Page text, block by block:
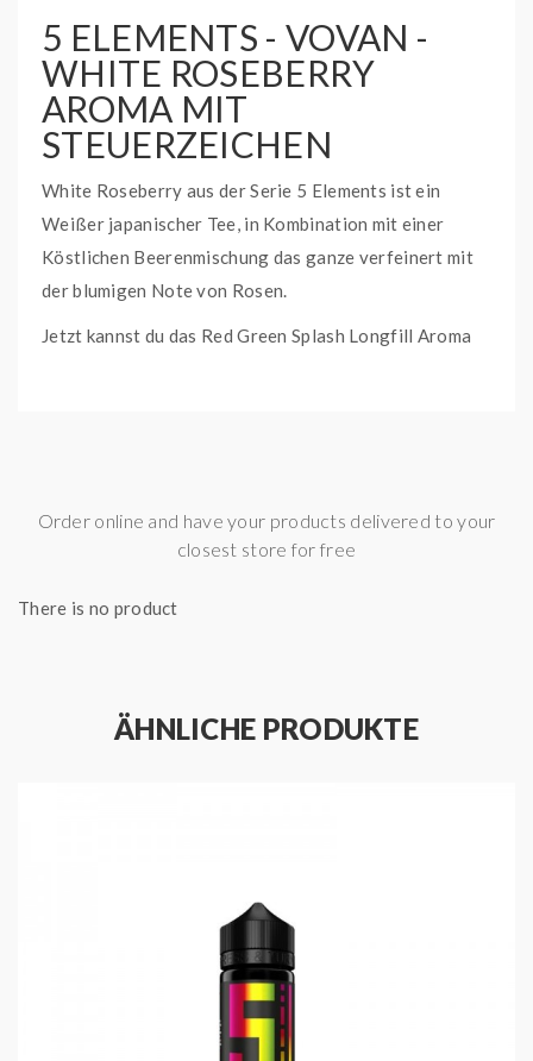
5 ELEMENTS - VOVAN -
WHITE ROSEBERRY
AROMA MIT
STEUERZEICHEN
White Roseberry aus der Serie 5 Elements ist ein
Weißer japanischer Tee, in Kombination mit einer
Köstlichen Beerenmischung das ganze verfeinert mit
der blumigen Note von Rosen.
Jetzt kannst du das Red Green Splash Longfill Aroma
Inhaltstoffe :Propylenglycol (PG) E1520 (Ph. Eur.),
Order online and have your products delivered to your
closest store for free
There is no product
ÄHNLICHE PRODUKTE